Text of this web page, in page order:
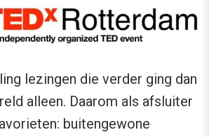
lezingen die verder ging dan
alleen. Daarom als afsluiter
buitengewone